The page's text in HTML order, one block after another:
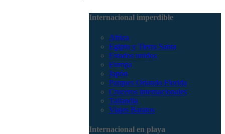
Internacional imperdible
Africa
Egipto y Tierra Santa
Estados unidos
Europa
Japón
Parques Orlando Florida
Cruceros internacionales
Tailandia
Viajes Baratos
Internacional en playa